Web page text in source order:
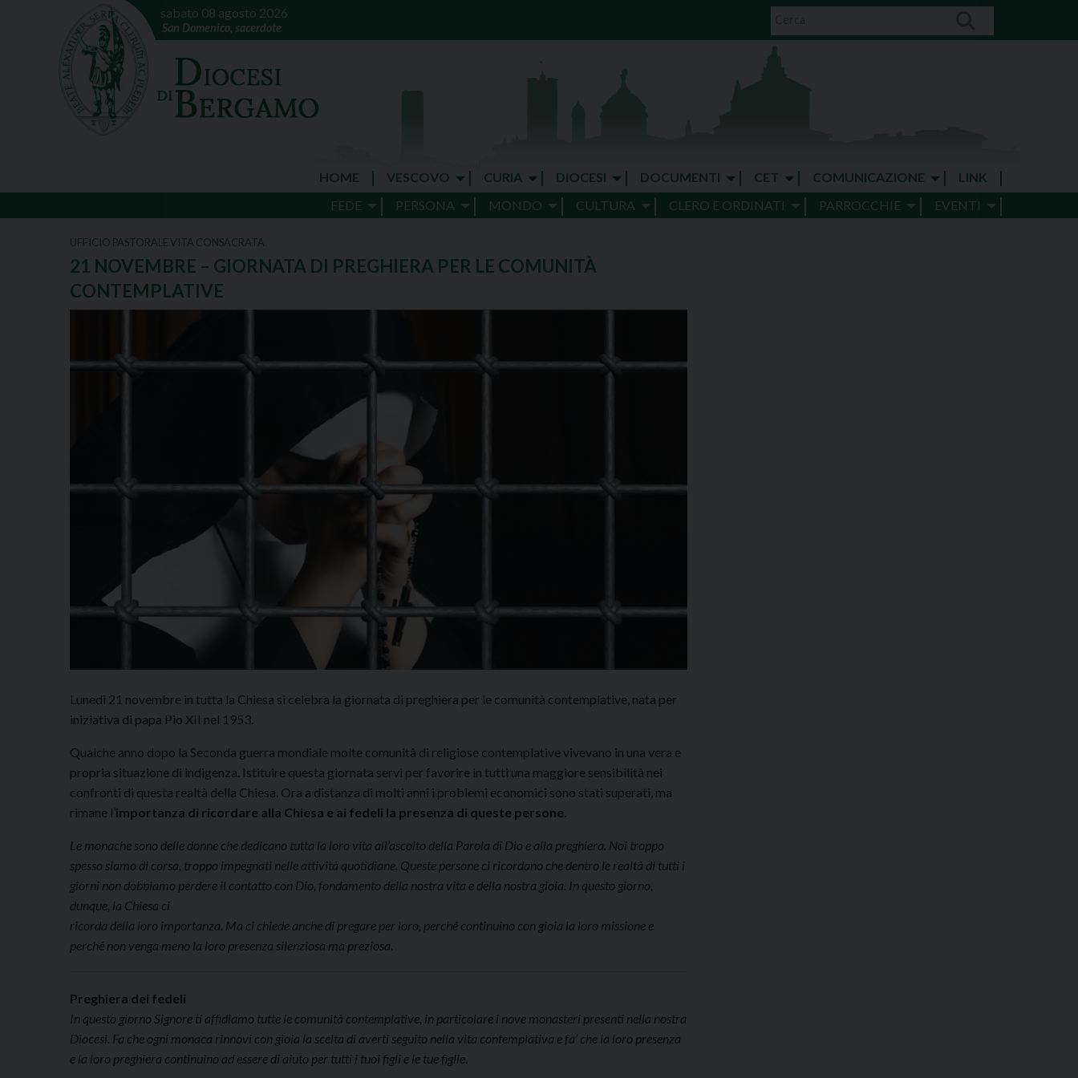
sabato 08 agosto 2026
San Domenico, sacerdote
HOME VESCOVO CURIA DIOCESI DOCUMENTI CET COMUNICAZIONE
LINK
FEDE
PERSONA MONDO CULTURA CLERO E ORDINATI PARROCCHIE EVENTI
UFFICIO PASTORALE VITA CONSACRATA
21 NOVEMBRE – GIORNATA DI PREGHIERA PER LE COMUNITÀ
CONTEMPLATIVE
Lunedì 21 novembre in tutta la Chiesa si celebra la giornata di preghiera per le comunità contemplative, nata per
iniziativa di papa Pio XII nel 1953.
Qualche anno dopo la Seconda guerra mondiale molte comunità di religiose contemplative vivevano in una vera e
propria situazione di indigenza. Istituire questa giornata servì per favorire in tutti una maggiore sensibilità nei
confronti di questa realtà della Chiesa. Ora a distanza di molti anni i problemi economici sono stati superati, ma
rimane l’importanza di ricordare alla Chiesa e ai fedeli la presenza di queste persone.
Le monache sono delle donne che dedicano tutta la loro vita all’ascolto della Parola di Dio e alla preghiera. Noi troppo
spesso siamo di corsa, troppo impegnati nelle attività quotidiane. Queste persone ci ricordano che dentro le realtà di tutti i
giorni non dobbiamo perdere il contatto con Dio, fondamento della nostra vita e della nostra gioia. In questo giorno,
dunque, la Chiesa ci
ricorda della loro importanza. Ma ci chiede anche di pregare per loro, perché continuino con gioia la loro missione e
perché non venga meno la loro presenza silenziosa ma preziosa.
Preghiera dei fedeli
In questo giorno Signore ti affidiamo tutte le comunità contemplative, in particolare i nove monasteri presenti nella nostra
Diocesi. Fa che ogni monaca rinnovi con gioia la scelta di averti seguito nella vita contemplativa e fa’ che la loro presenza
e la loro preghiera continuino ad essere di aiuto per tutti i tuoi figli e le tue figlie.